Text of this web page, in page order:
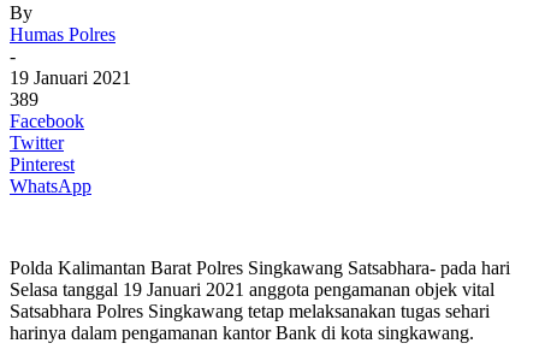
By
Humas Polres
-
19 Januari 2021
389
Facebook
Twitter
Pinterest
WhatsApp
Polda Kalimantan Barat Polres Singkawang Satsabhara- pada hari
Selasa tanggal 19 Januari 2021 anggota pengamanan objek vital
Satsabhara Polres Singkawang tetap melaksanakan tugas sehari
harinya dalam pengamanan kantor Bank di kota singkawang.